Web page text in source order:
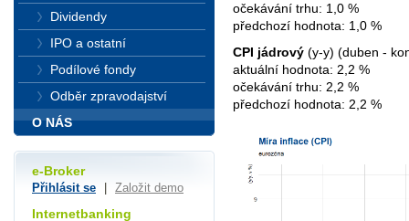
očekávání trhu: 1,0 %
předchozí hodnota: 1,0 %
CPI jádrový (y-y) (duben -
aktuální hodnota: 2,2 %
očekávání trhu: 2,2 %
předchozí hodnota: 2,2 %
Dividendy
IPO a ostatní
Podílové fondy
Odběr zpravodajství
O NÁS
e-Broker
Přihlásit se Založit demo
Internetbanking